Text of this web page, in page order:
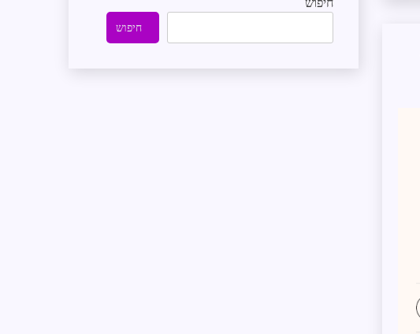
חיפוש